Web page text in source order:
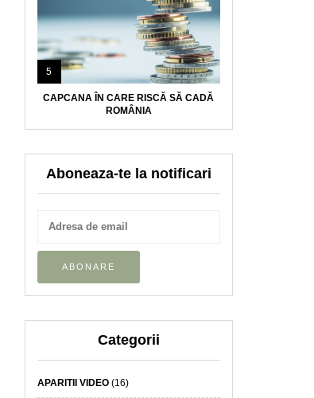
5
CAPCANA ÎN CARE RISCĂ SĂ CADĂ
ROMÂNIA
Aboneaza-te la notificari
Categorii
APARITII VIDEO(16)